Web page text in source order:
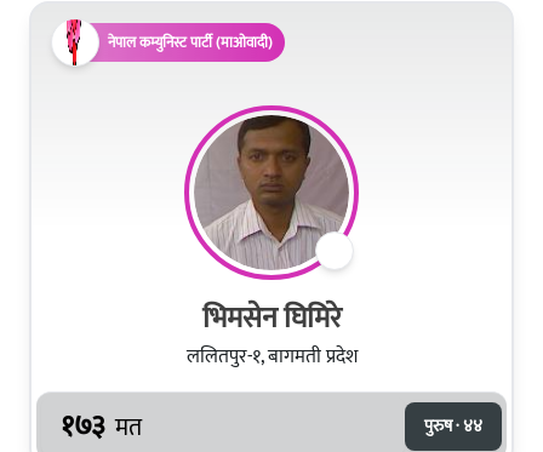
नेपाल कम्युनिस्ट पार्टी (माओवादी)
भिमसेन घिमिरे
ललितपुर-१, बागमती प्रदेश
१७३ मत पुरुष · ४४